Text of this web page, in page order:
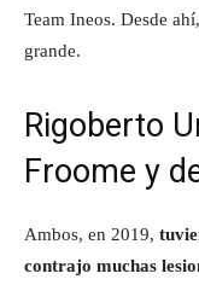
Team Ineos. Desde
grande.
Rigoberto
Froome y
Ambos, en 2019,
contrajo muchas